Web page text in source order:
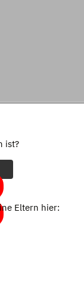
ist?
Eltern hier: